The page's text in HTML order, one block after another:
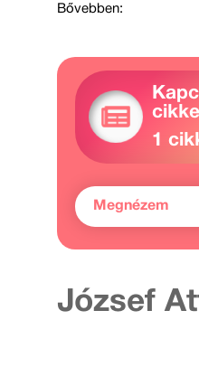
Bővebben:
1
Megnézem
József